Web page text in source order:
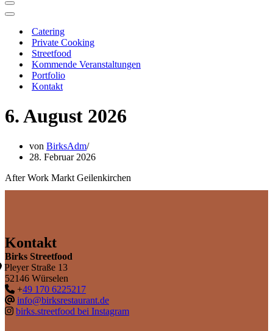
Navigationsmenü
Navigationsmenü
Catering
Private Cooking
Streetfood
Kommende Veranstaltungen
Portfolio
Kontakt
6. August 2026
von BirksAdm
28. Februar 2026
After Work Markt Geilenkirchen
Kontakt
Birks Streetfood
Pleyer Straße 13
52146 Würselen
+49 170 6225217
info@birksrestaurant.de
birks.streetfood bei Instagram